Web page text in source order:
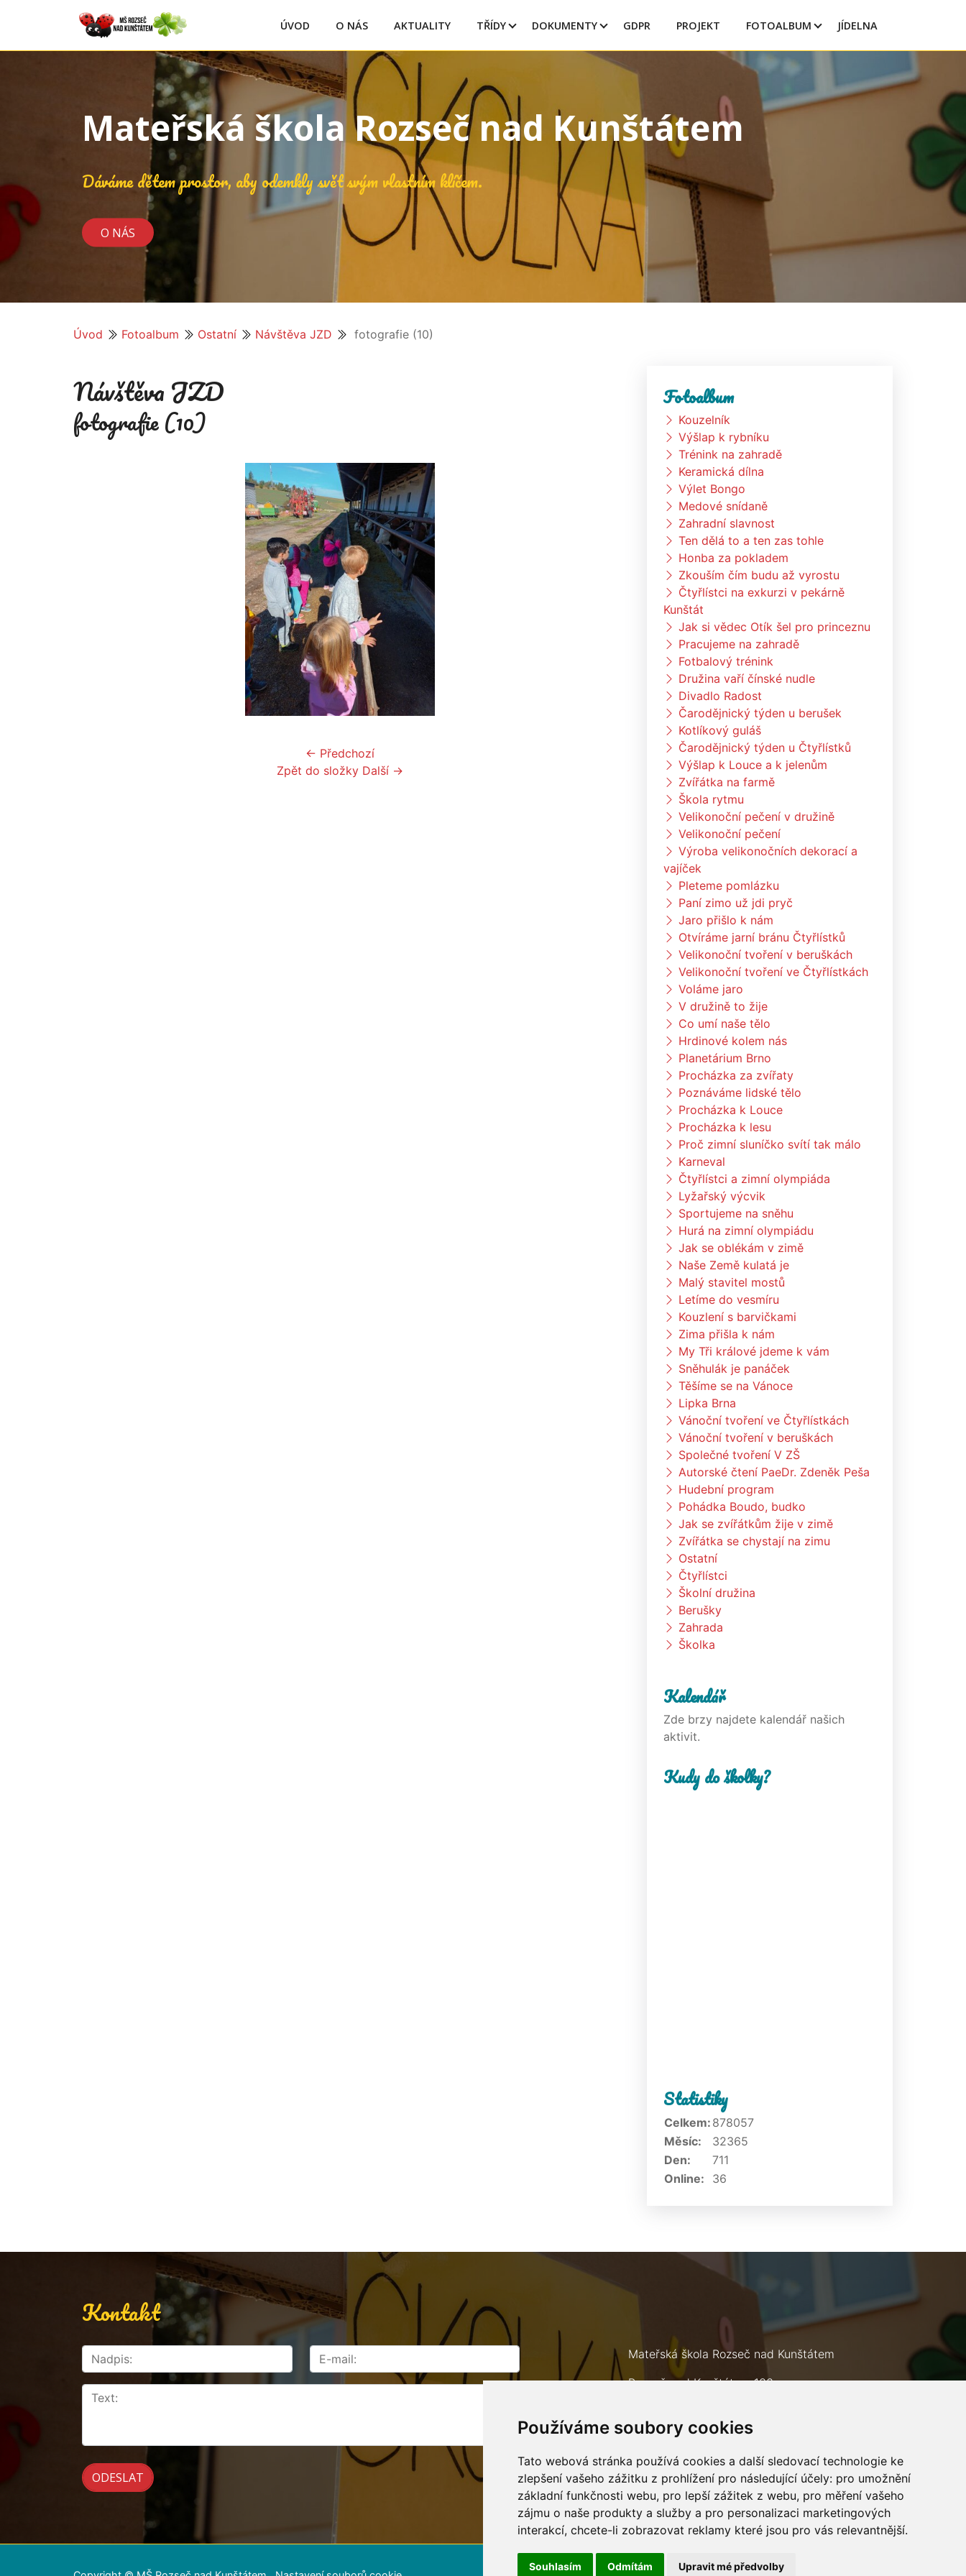
Používáme soubory cookies
Tato webová stránka používá cookies a další sledovací technologie ke
zlepšení vašeho zážitku z prohlížení pro následující účely: pro umožnění
základní funkčnosti webu, pro lepší zážitek z webu, pro měření vašeho
zájmu o naše produkty a služby a pro personalizaci marketingových
interakcí, chcete-li zobrazovat reklamy které jsou pro vás relevantnější.
Souhlasím Odmítám Upravit mé předvolby
ÚVOD O NÁS AKTUALITY TŘÍDY DOKUMENTY GDPR PROJEKT FOTOALBUM JÍDELNA
Mateřská škola Rozseč nad Kunštátem
Dáváme dětem prostor, aby odemkly svět svým vlastním klíčem.
O NÁS
Úvod Fotoalbum Ostatní Návštěva JZD fotografie (10)
Návštěva JZD
fotografie (10)
← Předchozí
Zpět do složky Další →
Fotoalbum
Kouzelník
Výšlap k rybníku
Trénink na zahradě
Keramická dílna
Výlet Bongo
Medové snídaně
Zahradní slavnost
Ten dělá to a ten zas tohle
Honba za pokladem
Zkouším čím budu až vyrostu
Čtyřlístci na exkurzi v pekárně
Kunštát
Jak si vědec Otík šel pro princeznu
Pracujeme na zahradě
Fotbalový trénink
Družina vaří čínské nudle
Divadlo Radost
Čarodějnický týden u berušek
Kotlíkový guláš
Čarodějnický týden u Čtyřlístků
Výšlap k Louce a k jelenům
Zvířátka na farmě
Škola rytmu
Velikonoční pečení v družině
Velikonoční pečení
Výroba velikonočních dekorací a
vajíček
Pleteme pomlázku
Paní zimo už jdi pryč
Jaro přišlo k nám
Otvíráme jarní bránu Čtyřlístků
Velikonoční tvoření v beruškách
Velikonoční tvoření ve Čtyřlístkách
Voláme jaro
V družině to žije
Co umí naše tělo
Hrdinové kolem nás
Planetárium Brno
Procházka za zvířaty
Poznáváme lidské tělo
Procházka k Louce
Procházka k lesu
Proč zimní sluníčko svítí tak málo
Karneval
Čtyřlístci a zimní olympiáda
Lyžařský výcvik
Sportujeme na sněhu
Hurá na zimní olympiádu
Jak se oblékám v zimě
Naše Země kulatá je
Malý stavitel mostů
Letíme do vesmíru
Kouzlení s barvičkami
Zima přišla k nám
My Tři králové jdeme k vám
Sněhulák je panáček
Těšíme se na Vánoce
Lipka Brna
Vánoční tvoření ve Čtyřlístkách
Vánoční tvoření v beruškách
Společné tvoření V ZŠ
Autorské čtení PaeDr. Zdeněk Peša
Hudební program
Pohádka Boudo, budko
Jak se zvířátkům žije v zimě
Zvířátka se chystají na zimu
Ostatní
Čtyřlístci
Školní družina
Berušky
Zahrada
Školka
Kalendář
Zde brzy najdete kalendář našich
aktivit.
Kudy do školky?
Statistiky
Online: 36
Celkem: 878057
Měsíc:
32365
Den:
711
Kontakt
Mateřská škola Rozseč nad Kunštátem
Rozseč nad Kunštátem 133
Telefon: +420 602 693 226
E-mail:msrozsec@seznam.cz